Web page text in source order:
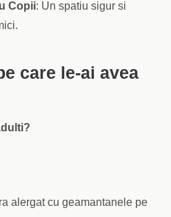
Copii: Un spatiu sigur si
care le-ai avea
alergat cu geamantanele pe